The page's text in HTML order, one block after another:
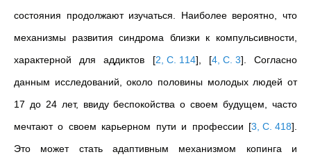
состояния продолжают изучаться. Наиболее вероятно, что
механизмы развития синдрома близки к компульсивности,
характерной для аддиктов [2, С. 114] [4, С. 3] . Согласно
данным исследований, около половины молодых людей от
17 до 24 лет, ввиду беспокойства о своем будущем, часто
мечтают о своем карьерном пути и профессии [3, С. 418]
Это может стать адаптивным механизмом копинга и